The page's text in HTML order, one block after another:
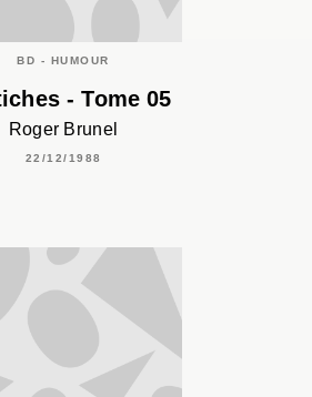
BD - HUMOUR
- Tome 05
Roger Brunel
22/12/1988